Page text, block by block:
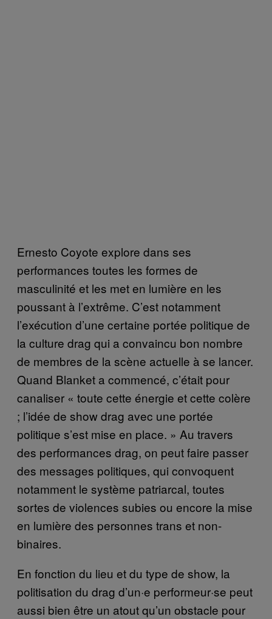
Ernesto Coyote explore dans ses
performances toutes les formes de
masculinité et les met en lumière en les
poussant à l’extrême. C’est notamment
l’exécution d’une certaine portée politique de
la culture drag qui a convaincu bon nombre
de membres de la scène actuelle à se lancer.
Quand Blanket a commencé, c’était pour
canaliser « toute cette énergie et cette colère
; l’idée de show drag avec une portée
politique s’est mise en place. » Au travers
des performances drag, on peut faire passer
des messages politiques, qui convoquent
notamment le système patriarcal, toutes
sortes de violences subies ou encore la mise
en lumière des personnes trans et non-
binaires.
En fonction du lieu et du type de show, la
politisation du drag d’un·e performeur·se peut
aussi bien être un atout qu’un obstacle pour